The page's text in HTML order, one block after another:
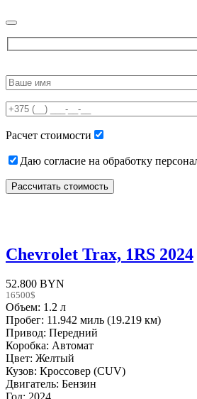
leave
field
empty.
Расчет стоимости
Даю согласие на обработку
Chevrolet Trax, 1RS 2024
52.800 BYN
16500$
Объем: 1.2 л
Пробег: 11.942 миль (19.219 км)
Привод: Передний
Коробка: Автомат
Цвет: Желтый
Кузов: Кроссовер (CUV)
Двигатель: Бензин